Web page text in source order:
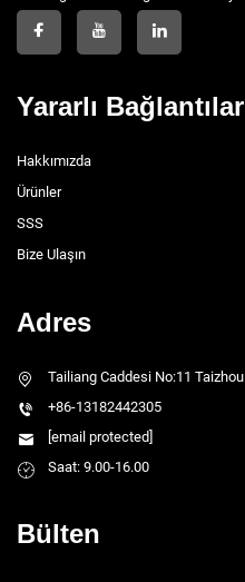
Yararlı Bağlantılar
Hakkımızda
Ürünler
SSS
Bize Ulaşın
Adres
Tailiang Caddesi No:11
+86-13182442305
[email protected]
Saat: 9.00-16.00
Bülten